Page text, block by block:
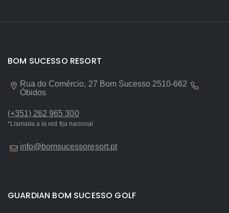
BOM SUCESSO RESORT
Rua do Comércio, 27 Bom Sucesso 2510-662
Óbidos
(+351) 262 965 300
*Llamada a la red fija nacional
info@bomsucessoresort.pt
GUARDIAN BOM SUCESSO GOLF